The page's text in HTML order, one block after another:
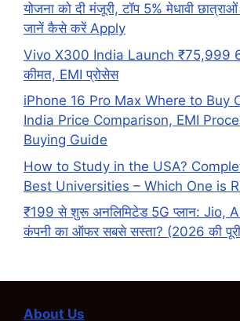
योजना को दी मंजूरी, टॉप 5% मेधावी
जानें कैसे करें Apply
Vivo X300 India Launch ₹75,999 6
कीमत, EMI प्रोसेस
iPhone 16 Pro Max Where to Buy
India Price Comparison, EMI
Buying Guide
How to Study in the USA?
Best Universities – Which One is
₹199 से शुरू अनलिमिटेड 5G प्लान: Jio,
कंपनी का ऑफर सबसे सस्ता? (2026 की
About Us